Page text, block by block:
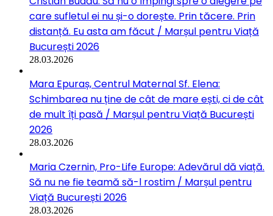
care sufletul ei nu și-o dorește. Prin tăcere. Prin
distanță. Eu asta am făcut / Marșul pentru Viață
București 2026
28.03.2026
Mara Epuraș, Centrul Maternal Sf. Elena:
Schimbarea nu ține de cât de mare ești, ci de cât
de mult îți pasă / Marșul pentru Viață București
2026
28.03.2026
Maria Czernin, Pro-Life Europe: Adevărul dă viață.
Să nu ne fie teamă să-l rostim / Marșul pentru
Viață București 2026
28.03.2026